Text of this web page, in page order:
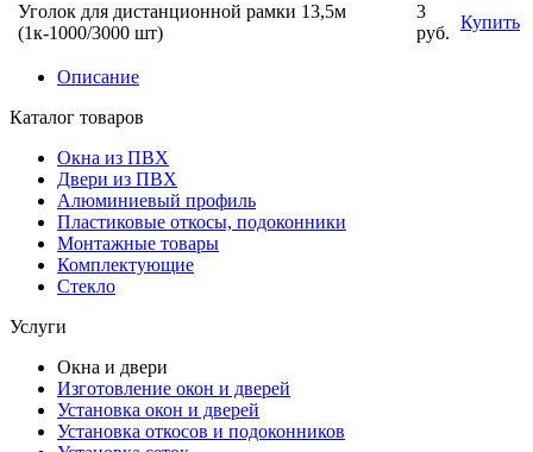
Уголок для дистанционной рамки 13,5м
(1к-1000/3000 шт)
3
руб.
Купить
Описание
Каталог товаров
Окна из ПВХ
Двери из ПВХ
Алюминиевый профиль
Пластиковые откосы, подоконники
Монтажные товары
Комплектующие
Стекло
Услуги
Окна и двери
Изготовление окон и дверей
Установка окон и дверей
Установка откосов и подоконников